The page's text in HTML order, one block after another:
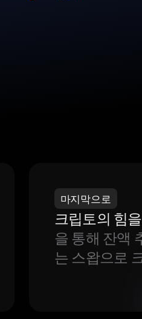
마지막으로
크립토의 힘
을 통해 잔액
는 스왑으로